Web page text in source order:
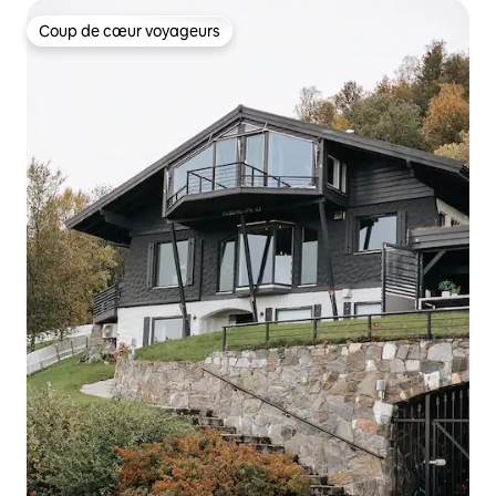
Coup de cœur voyageurs
Coup de cœur voyageurs